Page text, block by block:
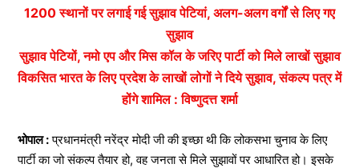
1200 स्थानों पर लगाई गई सुझाव पेटियां, अलग-अलग वर्गों से लिए गए
सुझाव
सुझाव पेटियों, नमो एप और मिस कॉल के जरिए पार्टी को मिले लाखों सुझाव
विकसित भारत के लिए प्रदेश के लाखों लोगों ने दिये सुझाव, संकल्प पत्र में
होंगे शामिल : विष्णुदत्त शर्मा
भोपाल :प्रधानमंत्री नरेंद्र मोदी जी की इच्छा थी कि लोकसभा चुनाव के लिए
पार्टी का जो संकल्प तैयार हो, वह जनता से मिले सुझावों पर आधारित हो। इसके